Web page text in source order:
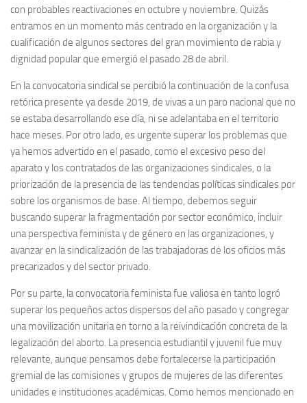
con probables reactivaciones en octubre y noviembre. Quizás
entramos en un momento más centrado en la organización y la
cualificación de algunos sectores del gran movimiento de rabia y
dignidad popular que emergió el pasado 28 de abril.
En la convocatoria sindical se percibió la continuación de la confusa
retórica presente ya desde 2019, de vivas a un paro nacional que no
se estaba desarrollando ese día, ni se adelantaba en el territorio
hace meses. Por otro lado, es urgente superar los problemas que
ya hemos advertido en el pasado, como el excesivo peso del
aparato y los contratados de las organizaciones sindicales, o la
priorización de la presencia de las tendencias políticas sindicales por
sobre los organismos de base. Al tiempo, debemos seguir
buscando superar la fragmentación por sector económico, incluir
una perspectiva feminista y de género en las organizaciones, y
avanzar en la sindicalización de las trabajadoras de los oficios más
precarizados y del sector privado.
Por su parte, la convocatoria feminista fue valiosa en tanto logró
superar los pequeños actos dispersos del año pasado y congregar
una movilización unitaria en torno a la reivindicación concreta de la
legalización del aborto. La presencia estudiantil y juvenil fue muy
relevante, aunque pensamos debe fortalecerse la participación
gremial de las comisiones y grupos de mujeres de las diferentes
unidades e instituciones académicas. Como hemos mencionado en